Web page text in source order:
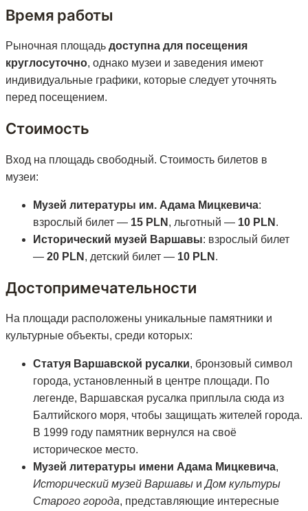
Время работы
Рыночная площадь доступна для посещения
круглосуточно, однако музеи и заведения имеют
индивидуальные графики, которые следует уточнять
перед посещением.
Стоимость
Вход на площадь свободный. Стоимость билетов в
музеи:
Музей литературы им. Адама Мицкевича:
взрослый билет — 15 PLN , льготный — 10 PLN .
Исторический музей Варшавы: взрослый билет
— 20 PLN , детский билет — 10 PLN .
Достопримечательности
На площади расположены уникальные памятники и
культурные объекты, среди которых:
Статуя Варшавской русалки, бронзовый символ
города, установленный в центре площади. По
легенде, Варшавская русалка приплыла сюда из
Балтийского моря, чтобы защищать жителей города.
В 1999 году памятник вернулся на своё
историческое место​.
Музей литературы имени Адама Мицкевича,
Исторический музей Варшавы иДом культуры
Старого города, представляющие интересные